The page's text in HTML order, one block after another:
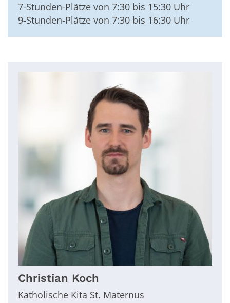
7-Stunden-Plätze von 7:30 bis 15:30 Uhr
9-Stunden-Plätze von 7:30 bis 16:30 Uhr
Christian Koch
Katholische Kita St. Maternus